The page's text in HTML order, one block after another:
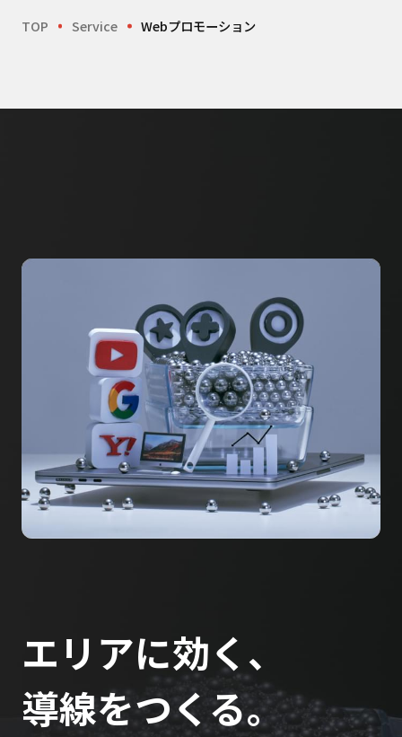
TOP Service Webプロモーション
エリアに効く、
導線をつくる。